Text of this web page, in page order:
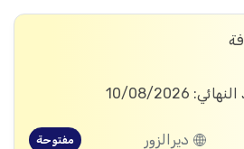
10/08/2026
ديرالزور مفتوحة